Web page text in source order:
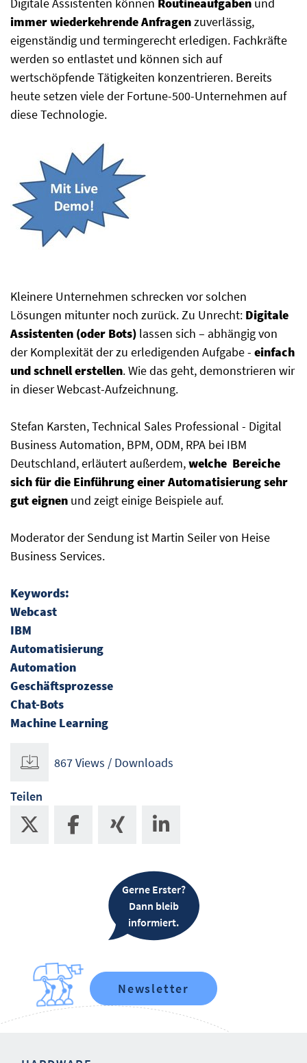
immer wiederkehrende Anfragenzuverlässig,
eigenständig und termingerecht erledigen. Fachkräfte
werden so entlastet und können sich auf
wertschöpfende Tätigkeiten konzentrieren. Bereits
heute setzen viele der Fortune-500-Unternehmen auf
diese Technologie.
Kleinere Unternehmen schrecken vor solchen
Lösungen mitunter noch zurück. Zu Unrecht: Digitale
Assistenten (oder Bots) lassen sich – abhängig von
der Komplexität der zu erledigenden Aufgabe - einfach
und schnell erstellen. Wie das geht, demonstrieren wir
in dieser Webcast-Aufzeichnung.
Stefan Karsten, Technical Sales Professional - Digital
Business Automation, BPM, ODM, RPA bei IBM
Deutschland, erläutert außerdem,welche Bereiche
sich für die Einführung einer Automatisierung sehr
gut eignen und zeigt einige Beispiele auf.
Moderator der Sendung ist Martin Seiler von Heise
Business Services.
Keywords:
Webcast
IBM
Automatisierung
Automation
Geschäftsprozesse
Chat-Bots
Machine Learning
867 Views / Downloads
Teilen
Gerne Erster?
Dann bleib
informiert.
Newsletter